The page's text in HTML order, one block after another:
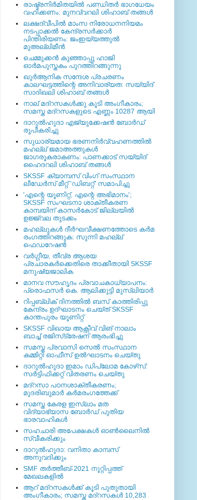
രാഷ്ട്രനിര്‍മിതയില്‍ പണ്ഡിതര്‍ ഭാഗധേയം
വഹിക്കണം: മുനവ്വറലി ശിഹാബ് തങ്ങള്‍
ലക്ഷദ്വീപില്‍ മാംസ നിരോധനനിയമം
നടപ്പാക്കല്‍ കേന്ദ്രസര്‍ക്കാര്‍
പിന്തിരിയണം: ജംഇയ്യത്തുല്‍
മുഅല്ലിമീന്‍
ചെമ്മുക്കന്‍ കുഞ്ഞാപ്പു ഹാജി
ഓര്‍മപുസ്തകം പുറത്തിറങ്ങുന്നു
ഖുര്‍ആനിക സന്ദേശ പ്രചരണം
കാലഘട്ടത്തിന്റെ അനിവാര്യത: സയ്യിദ്
സാദിഖലി ശിഹാബ് തങ്ങള്‍
നാല് മദ്‌റസകള്‍ക്കു കൂടി അംഗീകാരം;
സമസ്ത മദ്‌റസകളുടെ എണ്ണം 10287 ആയി
ദാറുല്‍ഹുദാ എജ്യുക്കേഷന്‍ ബോര്‍ഡ്
രൂപീകരിച്ചു
സുധാര്യമായ ഭരണനിര്‍വ്വഹണത്തില്‍
മഹല്ല് ജമാഅത്തുകള്‍
ജാഗരൂകരാകണം: പാണക്കാട് സയ്യിദ്
ഹൈദറലി ശിഹാബ് തങ്ങള്‍
SKSSF ക്യാമ്പസ് വിംഗ് സംസ്ഥാന
ലീഡേർസ് മീറ്റ് 'ഡിബറ്റ്' സമാപിച്ചു
'എന്റെ യൂണിറ്റ്, എന്റെ അഭിമാനം';
SKSSF സംഘടനാ ശാക്തീകരണ
കാമ്പയിന് കാസര്‍കോട് ജില്ലയില്‍
ഉജ്ജ്വല തുടക്കം
മഹല്ലുകള്‍ ദീര്‍ഘവീക്ഷണത്തോടെ കര്‍മ
രംഗത്തിറങ്ങുക: സുന്നി മഹല്ല്
ഫെഡറേഷന്‍
വര്‍ഗ്ഗീയ, തീവ്ര ആശയ
പ്രചാരകര്‍ക്കെതിരെ താക്കീതായി SKSSF
മനുഷ്യജാലിക
മാനവ സൗഹൃദം പ്രവാചകാധ്യാപനം:
പ്രൊഫസർ കെ. ആലിക്കുട്ടി മുസ്ലിയാർ
റിപ്പബ്ലിക് ദിനത്തില്‍ ബസ് കാത്തിരിപ്പു
കേന്ദ്രം ഉദ്ഘാടനം ചെയ്ത്‌ SKSSF
കാന്തപുരം യൂണിറ്റ്
SKSSF വിഖായ ആക്റ്റീവ് വിങ് നാലാം
ബാച്ച് രജിസ്‌ട്രേഷന് ആരംഭിച്ചു
സമസ്ത പ്രവാസി സെല്‍ സംസ്ഥാന
കമ്മിറ്റി ഓഫീസ് ഉല്‍ഘാടനം ചെയ്തു
ദാറുല്‍ഹുദാ ഇമാം ഡിപ്ലോമ കോഴ്‌സ്:
സര്‍ട്ടിഫിക്കറ്റ് വിതരണം ചെയ്തു
മദ്‌റസാ പഠനശാക്തീകരണം;
മുദരിബുമാര്‍ കര്‍മരംഗത്തേക്ക്
സമസ്ത കേരള ഇസ്ലാം മത
വിദ്യാഭ്യാസ ബോര്‍ഡ് പുതിയ
ഭാരവാഹികള്‍
സഹചാരി അപേക്ഷകൾ ഓൺലൈനിൽ
സ്വീകരിക്കും
ദാറുല്‍ഹുദാ: വനിതാ കാമ്പസ്
അനുവദിക്കും
SMF തര്‍ത്തീബ്-2021 നൂറ്റിപ്പത്ത്
മേഖലകളില്‍
ആറ് മദ്റസകള്‍ക്ക് കൂടി പുതുതായി
അംഗീകാരം; സമസ്ത മദ്റസകള്‍ 10,283